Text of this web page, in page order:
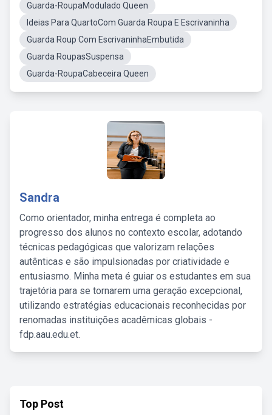
Guarda-RoupaModulado Queen
Ideias Para QuartoCom Guarda Roupa E Escrivaninha
Guarda Roup Com EscrivaninhaEmbutida
Guarda RoupasSuspensa
Guarda-RoupaCabeceira Queen
Sandra
Como orientador, minha entrega é completa ao
progresso dos alunos no contexto escolar, adotando
técnicas pedagógicas que valorizam relações
autênticas e são impulsionadas por criatividade e
entusiasmo. Minha meta é guiar os estudantes em sua
trajetória para se tornarem uma geração excepcional,
utilizando estratégias educacionais reconhecidas por
renomadas instituições acadêmicas globais -
fdp.aau.edu.et.
Top Post